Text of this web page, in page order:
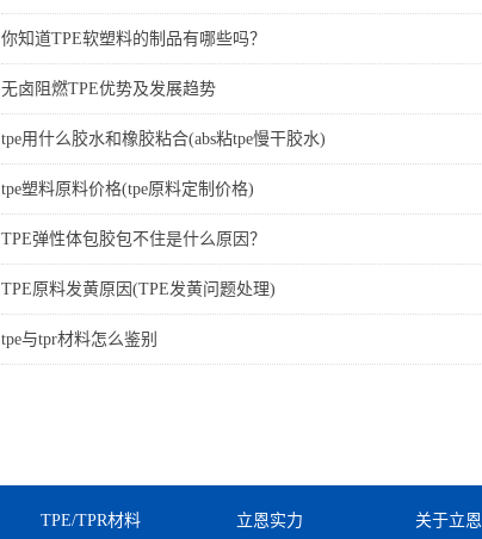
你知道TPE软塑料的制品有哪些吗？
无卤阻燃TPE优势及发展趋势
tpe用什么胶水和橡胶粘合(abs粘tpe慢干胶水)
tpe塑料原料价格(tpe原料定制价格)
TPE弹性体包胶包不住是什么原因？
TPE原料发黄原因(TPE发黄问题处理)
tpe与tpr材料怎么鉴别
TPE/TPR材料 立恩实力 关于立恩